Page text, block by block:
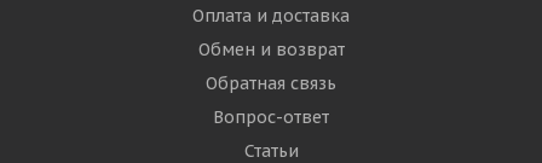
Оплата и доставка
Обмен и возврат
Обратная связь
Вопрос-ответ
Статьи